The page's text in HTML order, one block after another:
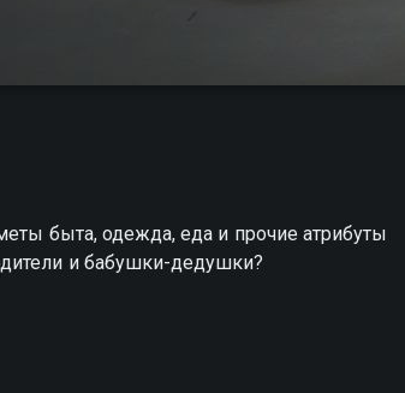
быта, одежда, еда и прочие атрибуты
и бабушки-дедушки?